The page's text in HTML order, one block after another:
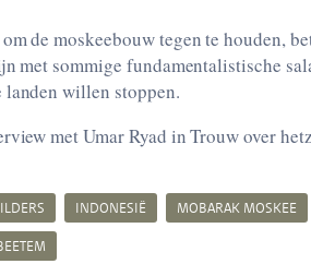
de moskeebouw tegen te houden,
met sommige fundamentalistische
willen stoppen.
met Umar Ryad in Trouw over
INDONESIË MOBARAK MOSKEE